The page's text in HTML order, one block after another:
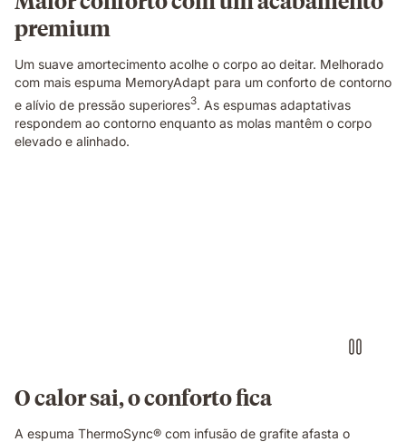
cada
lado.
premium
Um suave amortecimento acolhe o corpo ao deitar. Melhorado
com mais espuma MemoryAdapt para um conforto de contorno
e alívio de pressão superiores3. As espumas adaptativas
respondem ao contorno enquanto as molas mantêm o corpo
elevado e alinhado.
descanso.
O calor sai, o conforto fica
A espuma ThermoSync® com infusão de grafite afasta o